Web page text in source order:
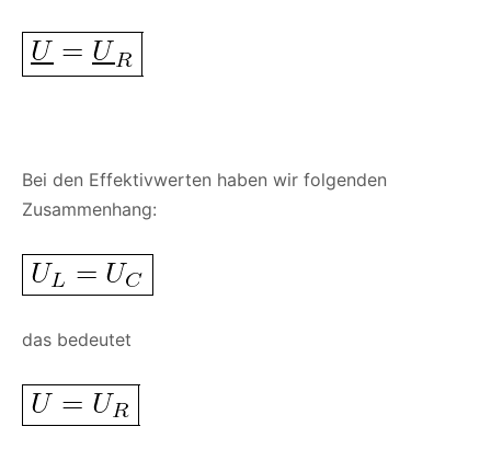
Bei den Effektivwerten haben wir folgenden
Zusammenhang:
das bedeutet